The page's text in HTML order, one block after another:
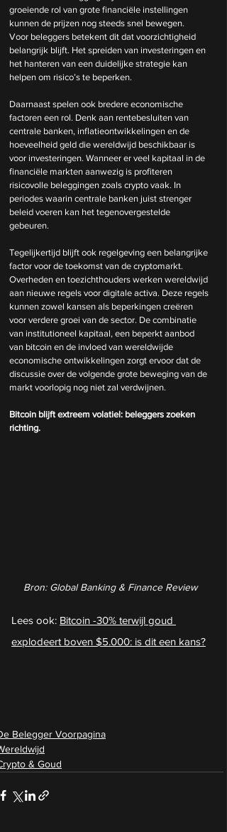
groeiende rol van grote financiële instellingen
kunnen de prijzen nog steeds snel bewegen.
Voor beleggers betekent dit dat voorzichtigheid
belangrijk blijft. Het spreiden van investeringen en
het hanteren van een duidelijke strategie kan
helpen om risico’s te beperken.
Daarnaast spelen ook bredere economische
factoren een rol. Denk aan rentebesluiten van
centrale banken, inflatieontwikkelingen en de
hoeveelheid geld die wereldwijd beschikbaar is
voor investeringen. Wanneer er veel kapitaal in de
financiële markten aanwezig is profiteren
risicovolle beleggingen zoals crypto vaak. In
periodes waarin centrale banken juist strenger
beleid voeren kan het tegenovergestelde
gebeuren.
Tegelijkertijd blijft ook regelgeving een belangrijke
factor voor de toekomst van de cryptomarkt.
Overheden en toezichthouders werken wereldwijd
aan nieuwe regels voor digitale activa. Deze regels
kunnen zowel kansen als beperkingen creëren
voor verdere groei van de sector. De combinatie
van institutioneel kapitaal, een beperkt aanbod
van bitcoin en de invloed van wereldwijde
economische ontwikkelingen zorgt ervoor dat de
discussie over de volgende grote beweging van de
markt voorlopig nog niet zal verdwijnen.
Bitcoin blijft extreem volatiel: beleggers zoeken
richting.
Bron: Global Banking & Finance Review
Lees ook: Bitcoin -30% terwijl goud
explodeert boven $5.000: is dit een kans?
Belegger Voorpagina
& Goud